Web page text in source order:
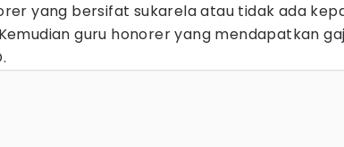
yang bersifat sukarela atau tidak ada
guru honorer yang mendapatkan